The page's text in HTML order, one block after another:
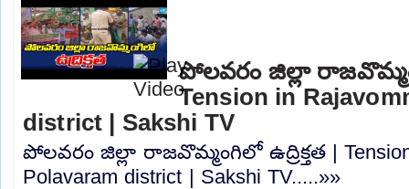
పోలవరం జిల్లా
Tension in
district | Sakshi TV
పోలవరం జిల్లా రాజవొమ్మంగిలో ఉద్రిక్తత | Tension
Polavaram district | Sakshi TV.....»»